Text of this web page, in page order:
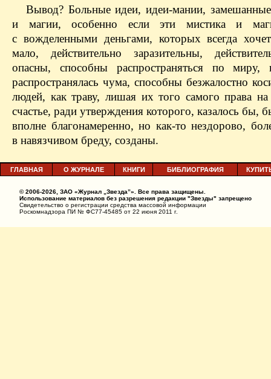
Вывод? Больные идеи, идеи-мании,
и магии, особенно если эти мистика и
с вожделенными деньгами, которых всегда
мало, действительно заразительны,
опасны, способны распространяться по миру,
распространялась чума, способны безжалостно
людей, как траву, лишая их того самого права
счастье, ради утверждения которого, казалось бы,
вполне благонамеренно, но как-то нездорово,
в навязчивом бреду, созданы.
ГЛАВНАЯ О ЖУРНАЛЕ КНИГИ БИБЛИОГРАФИЯ
© 2006-2026, ЗАО «Журнал „Звезда”». Все права защищены.
Использование материалов без разрешения редакции "Звезды" запрещено
Свидетельство о регистрации средства массовой информации
Роскомнадзора ПИ № ФС77-45485 от 22 июня 2011 г.